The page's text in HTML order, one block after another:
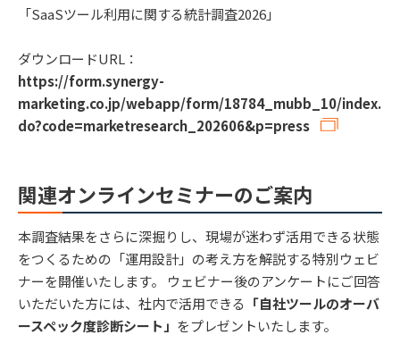
「SaaSツール利用に関する統計調査2026」
ダウンロードURL：
https://form.synergy-
marketing.co.jp/webapp/form/18784_mubb_10/index.
do?code=marketresearch_202606&p=press
関連オンラインセミナーのご案内
本調査結果をさらに深掘りし、現場が迷わず活用できる状態
をつくるための「運用設計」の考え方を解説する特別ウェビ
ナーを開催いたします。 ウェビナー後のアンケートにご回答
いただいた方には、社内で活用できる 「自社ツールのオーバ
ースペック度診断シート」 をプレゼントいたします。